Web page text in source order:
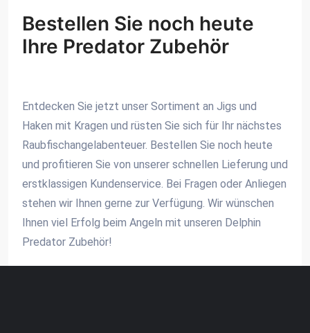
Bestellen Sie noch heute
Ihre Predator Zubehör
Entdecken Sie jetzt unser Sortiment an Jigs und
Haken mit Kragen und rüsten Sie sich für Ihr nächstes
Raubfischangelabenteuer. Bestellen Sie noch heute
und profitieren Sie von unserer schnellen Lieferung und
erstklassigen Kundenservice. Bei Fragen oder Anliegen
stehen wir Ihnen gerne zur Verfügung. Wir wünschen
Ihnen viel Erfolg beim Angeln mit unseren Delphin
Predator Zubehör!